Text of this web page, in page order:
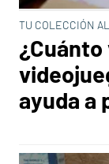
TU COLECCIÓN
ayuda a